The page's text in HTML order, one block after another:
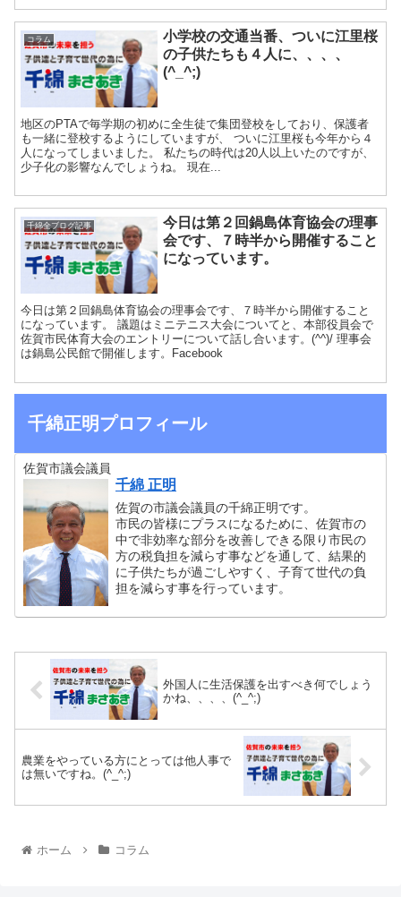
コラム
小学校の交通当番、ついに江里桜
の子供たちも４人に、、、、
(^_^;)
地区のPTAで毎学期の初めに全生徒で集団登校をしており、保護者
も一緒に登校するようにしていますが、 ついに江里桜も今年から４
人になってしまいました。 私たちの時代は20人以上いたのですが、
少子化の影響なんでしょうね。 現在...
千綿全ブログ記事
今日は第２回鍋島体育協会の理事
会です、７時半から開催すること
になっています。
今日は第２回鍋島体育協会の理事会です、７時半から開催すること
になっています。 議題はミニテニス大会についてと、本部役員会で
佐賀市民体育大会のエントリーについて話し合います。(^^)/ 理事会
は鍋島公民館で開催します。Facebook
千綿正明プロフィール
佐賀市議会議員
千綿 正明
佐賀の市議会議員の千綿正明です。
市民の皆様にプラスになるために、佐賀市の
中で非効率な部分を改善しできる限り市民の
方の税負担を減らす事などを通して、結果的
に子供たちが過ごしやすく、子育て世代の負
担を減らす事を行っています。
外国人に生活保護を出すべき何でしょう
かね、、、、(^_^;)
農業をやっている方にとっては他人事で
は無いですね。(^_^;)
ホーム コラム